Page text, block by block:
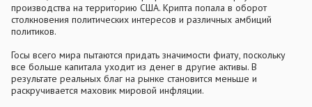
производства на территорию США. Крипта попала в оборот
столкновения политических интересов и различных амбиций
политиков.
Госы всего мира пытаются придать значимости фиату, поскольку
все больше капитала уходит из денег в другие активы. В
результате реальных благ на рынке становится меньше и
раскручивается маховик мировой инфляции.